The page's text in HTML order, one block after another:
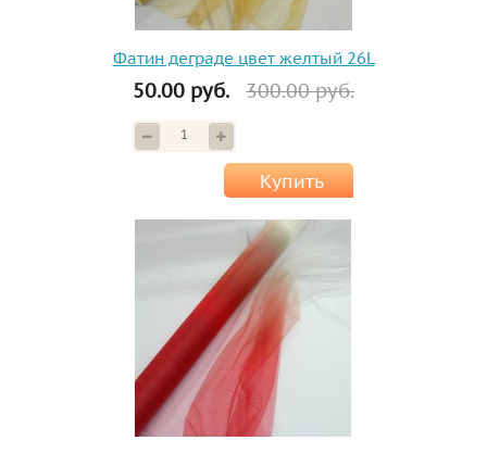
Фатин деграде цвет желтый 26L
50.00 руб. 300.00 руб.
Купить